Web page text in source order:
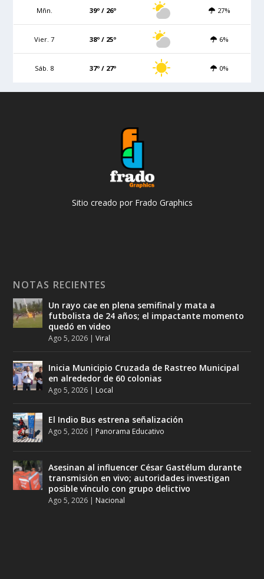
Mñn. 39º / 26º 27%
Vier. 7 38º / 25º 6%
Sáb. 8 37º / 27º 0%
Sitio creado por Frado Graphics
NOTAS RECIENTES
Un rayo cae en plena semifinal y mata a
futbolista de 24 años; el impactante momento
quedó en video
Ago 5, 2026 |Viral
Inicia Municipio Cruzada de Rastreo Municipal
en alrededor de 60 colonias
Ago 5, 2026 | Local
El Indio Bus estrena señalización
Ago 5, 2026 | Panorama Educativo
Asesinan al influencer César Gastélum durante
transmisión en vivo; autoridades investigan
posible vínculo con grupo delictivo
Ago 5, 2026 | Nacional